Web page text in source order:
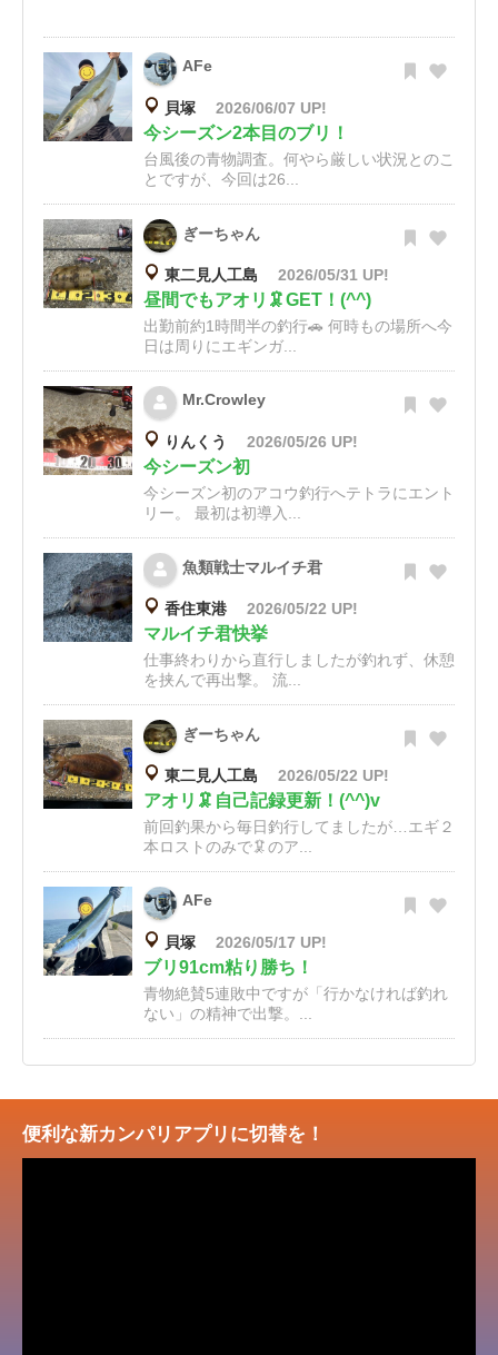
AFe
貝塚 2026/06/07 UP!
今シーズン2本目のブリ！
台風後の青物調査。何やら厳しい状況とのこ
とですが、今回は26...
ぎーちゃん
東二見人工島 2026/05/31 UP!
昼間でもアオリ🦑GET！(^^)
出勤前約1時間半の釣行🚗 何時もの場所へ今
日は周りにエギンガ...
Mr.Crowley
りんくう 2026/05/26 UP!
今シーズン初
今シーズン初のアコウ釣行へテトラにエント
リー。 最初は初導入...
魚類戦士マルイチ君
香住東港 2026/05/22 UP!
マルイチ君快挙
仕事終わりから直行しましたが釣れず、休憩
を挟んで再出撃。 流...
ぎーちゃん
東二見人工島 2026/05/22 UP!
アオリ🦑自己記録更新！(^^)v
前回釣果から毎日釣行してましたが…エギ２
本ロストのみで🦑のア...
AFe
貝塚 2026/05/17 UP!
ブリ91cm粘り勝ち！
青物絶賛5連敗中ですが「行かなければ釣れ
ない」の精神で出撃。...
便利な新カンパリアプリに切替を！